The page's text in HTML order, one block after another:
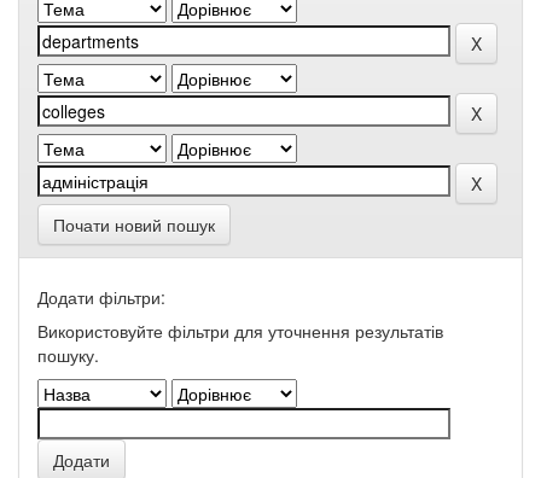
Почати новий пошук
Додати фільтри:
Використовуйте фільтри для уточнення результатів
пошуку.